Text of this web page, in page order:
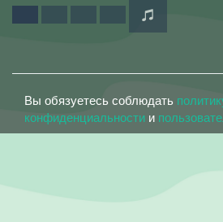
Вы обязуетесь соблюдать
конфиденциальности и